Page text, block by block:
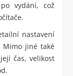
vydání, což
nastavení
jiné také
čas, velikost